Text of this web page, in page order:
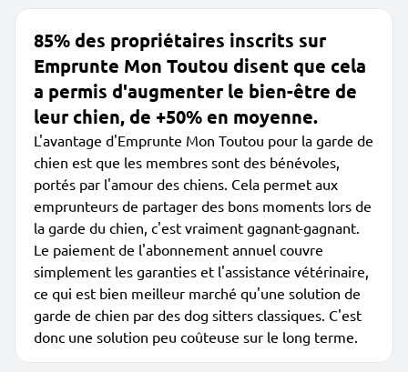
85% des propriétaires inscrits sur
Emprunte Mon Toutou disent que cela
a permis d'augmenter le bien-être de
leur chien, de +50% en moyenne.
L'avantage d'Emprunte Mon Toutou pour la garde de
chien est que les membres sont des bénévoles,
portés par l'amour des chiens. Cela permet aux
emprunteurs de partager des bons moments lors de
la garde du chien, c'est vraiment gagnant-gagnant.
Le paiement de l'abonnement annuel couvre
simplement les garanties et l'assistance vétérinaire,
ce qui est bien meilleur marché qu'une solution de
garde de chien par des dog sitters classiques. C'est
donc une solution peu coûteuse sur le long terme.